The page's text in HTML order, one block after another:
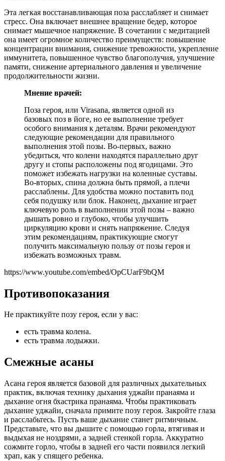
Эта легкая восстанавливающая поза расслабляет и снимает
стресс. Она включает внешнее вращение бедер, которое
снимает мышечное напряжение. В сочетании с медитацией
она имеет огромное количество преимуществ: повышение
концентрации внимания, снижение тревожности, укрепление
иммунитета, повышенное чувство благополучия, улучшение
памяти, снижение артериального давления и увеличение
продолжительности жизни.
Мнение врачей:
Поза героя, или Virasana, является одной из
базовых поз в йоге, но ее выполнение требует
особого внимания к деталям. Врачи рекомендуют
следующие рекомендации для правильного
выполнения этой позы. Во-первых, важно
убедиться, что колени находятся параллельно друг
другу и стопы расположены под ягодицами. Это
поможет избежать нагрузки на коленные суставы.
Во-вторых, спина должна быть прямой, а плечи
расслаблены. Для удобства можно поставить под
себя подушку или блок. Наконец, дыхание играет
ключевую роль в выполнении этой позы – важно
дышать ровно и глубоко, чтобы улучшить
циркуляцию крови и снять напряжение. Следуя
этим рекомендациям, практикующие смогут
получить максимальную пользу от позы героя и
избежать возможных травм.
https://www.youtube.com/embed/OpCUarF9bQM
Противопоказания
Не практикуйте позу героя, если у вас:
есть травма колена.
есть травма лодыжки.
Смежные асаны
Асана героя является базовой для различных дыхательных
практик, включая технику дыхания уджайи пранаяма и
дыхание огня бхастрика пранаяма. Чтобы практиковать
дыхание уджайи, сначала примите позу героя. Закройте глаза
и расслабьтесь. Пусть ваше дыхание станет ритмичным.
Представьте, что вы дышите с помощью горла, втягивая и
выдыхая не ноздрями, а задней стенкой горла. Аккуратно
сожмите горло, чтобы в задней его части появился легкий
храп, как у спящего ребенка.